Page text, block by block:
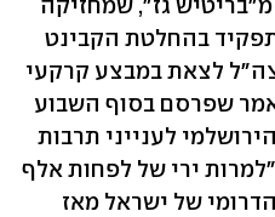
בהחלטת הקבינט
לצאת במבצע קרקעי
שפרסם בסוף השבוע
לענייני תרבות
ירי של לפחות אלף
של ישראל מאז